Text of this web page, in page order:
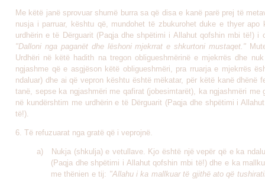
Me këtë janë sprovuar shumë burra sa që disa e kanë parë prej të
nusja i parruar, kështu që, mundohet të zbukurohet duke e thyer apo
urdhërin e të Dërguarit (Paqja dhe shpëtimi i Allahut qofshin mbi të!) i
"Dalloni nga paganët dhe lëshoni mjekrrat e shkurtoni mustaqet."
Urdhëri në këtë hadith na tregon obligueshmërinë e mjekrrës dhe
ngjashme që e asgjëson këtë obligueshmëri, pra rruarja e mjekrrës
ndaluar) dhe ai që vepron kështu është mëkatar, për këtë kanë dhënë
tanë, sepse ka ngjashmëri me qafirat (jobesimtarët), ka ngjashmëri me
në kundërshtim me urdhërin e të Dërguarit (Paqja dhe shpëtimi i
të!).
6. Të refuzuarat nga gratë që i veprojnë.
a) Nukja (shkulja) e vetullave. Kjo është një vepër që e ka
(Paqja dhe shpëtimi i Allahut qofshin mbi të!) dhe e ka
me thënien e tij: "Allahu i ka mallkuar të gjithë ato që